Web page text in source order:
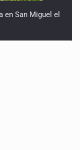
en San Miguel el